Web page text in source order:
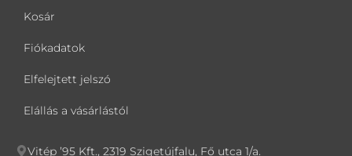
Kosár
Fiókadatok
Elfelejtett jelszó
Elállás a vásárlástól
Vitép ’95 Kft., 2319 Szigetújfalu, Fő utca 1/a.